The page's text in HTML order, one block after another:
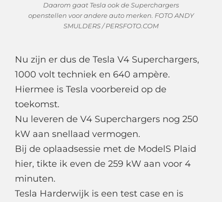
Daarom gaat Tesla ook de Superchargers
openstellen voor andere auto merken. FOTO ANDY
SMULDERS / PERSFOTO.COM
Nu zijn er dus de Tesla V4 Superchargers,
1000 volt techniek en 640 ampère.
Hiermee is Tesla voorbereid op de
toekomst.
Nu leveren de V4 Superchargers nog 250
kW aan snellaad vermogen.
Bij de oplaadsessie met de ModelS Plaid
hier, tikte ik even de 259 kW aan voor 4
minuten.
Tesla Harderwijk is een test case en is